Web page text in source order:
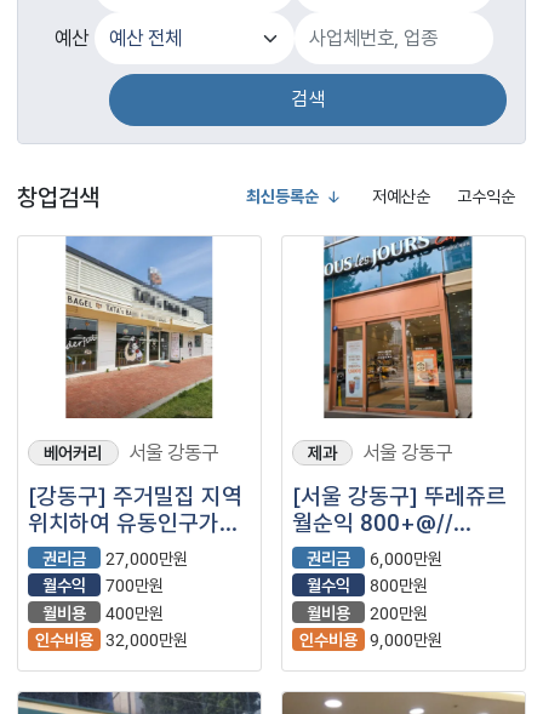
예산
검색
창업검색 최신등록순 저예산순 고수익순
베어커리 서울 강동구
[강동구] 주거밀집 지역
위치하여 유동인구가
많으며 월매출
고수익으로 나오는
베이글 전문점
매장입니다^^
권리금
27,000만원
월수익
700만원
월비용
400만원
인수비용 32,000만원
제과 서울 강동구
[서울 강동구] 뚜레쥬르
월순익 800+@//
번화가상권 메인
권리금
6,000만원
월수익
800만원
월비용
200만원
인수비용 9,000만원